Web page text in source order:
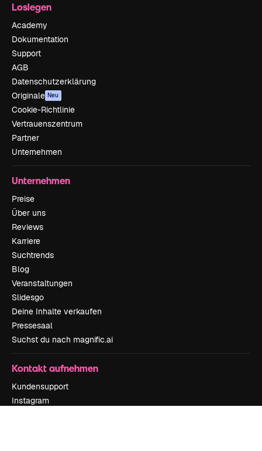
Loslegen
Academy
Dokumentation
Support
AGB
Datenschutzerklärung
Originale Neu
Cookie-Richtlinie
Vertrauenszentrum
Partner
Unternehmen
Unternehmen
Preise
Über uns
Reviews
Karriere
Suchtrends
Blog
Veranstaltungen
Slidesgo
Deine Inhalte verkaufen
Pressesaal
Suchst du nach magnific.ai
Kontakt aufnehmen
Kundensupport
Instagram